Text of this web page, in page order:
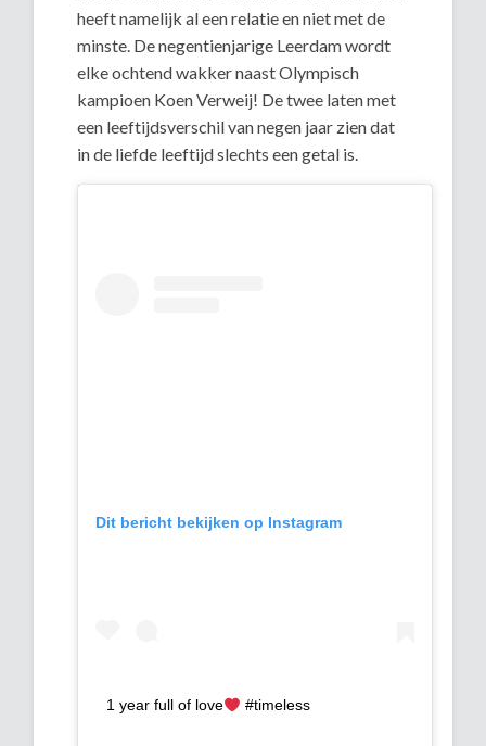
heeft namelijk al een relatie en niet met de
minste. De negentienjarige Leerdam wordt
elke ochtend wakker naast Olympisch
kampioen Koen Verweij! De twee laten met
een leeftijdsverschil van negen jaar zien dat
in de liefde leeftijd slechts een getal is.
Dit bericht bekijken op Instagram
1 year full of love #timeless